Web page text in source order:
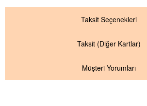
Taksit Seçenekleri
Taksit (Diğer Kartlar)
Müşteri Yorumları